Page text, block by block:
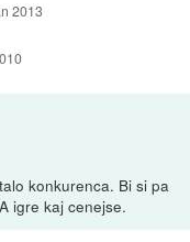
2013
konkurenca. Bi si pa
igre kaj cenejse.